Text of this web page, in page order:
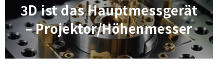
3D ist das Hauptmessgerät
– Projektor/Höhenmesser